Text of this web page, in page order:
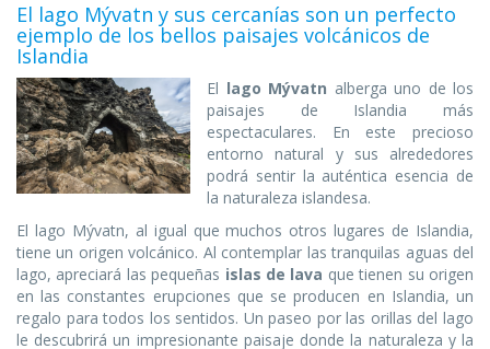
El lago Mývatn y sus cercanías son un perfecto
ejemplo de los bellos paisajes volcánicos de
Islandia
El lago Mývatn alberga uno de los
paisajes de Islandia más
espectaculares. En este precioso
entorno natural y sus alrededores
podrá sentir la auténtica esencia de
la naturaleza islandesa.
El lago Mývatn, al igual que muchos otros lugares de Islandia,
tiene un origen volcánico. Al contemplar las tranquilas aguas del
lago, apreciará las pequeñas islas de lava que tienen su origen
en las constantes erupciones que se producen en Islandia, un
regalo para todos los sentidos. Un paseo por las orillas del lago
le descubrirá un impresionante paisaje donde la naturaleza y la